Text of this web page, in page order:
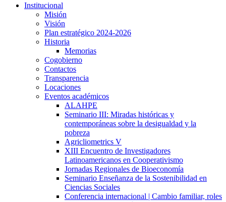
Institucional
Misión
Visión
Plan estratégico 2024-2026
Historia
Memorias
Cogobierno
Contactos
Transparencia
Locaciones
Eventos académicos
ALAHPE
Seminario III: Miradas históricas y
contemporáneas sobre la desigualdad y la
pobreza
Agricliometrics V
XIII Encuentro de Investigadores
Latinoamericanos en Cooperativismo
Jornadas Regionales de Bioeconomía
Seminario Enseñanza de la Sostenibilidad en
Ciencias Sociales
Conferencia internacional | Cambio familiar, roles